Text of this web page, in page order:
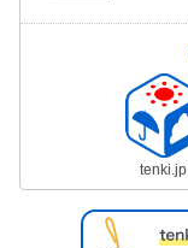
tenki.jp